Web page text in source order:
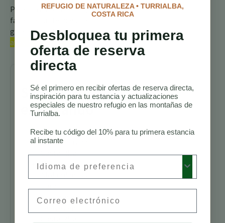
Para más información, por
favor consulte nuestra
guía completa sobre las
aves de Costa Rica
Sigue
explorando
Senderos para
Caminatas en
Costa Rica
Mejores
Avistamiento
REFUGIO DE NATURALEZA • TURRIALBA,
COSTA RICA
Desbloquea tu primera
oferta de reserva
directa
Sé el primero en recibir ofertas de reserva directa,
inspiración para tu estancia y actualizaciones
especiales de nuestro refugio en las montañas de
Turrialba.
Recibe tu código del 10% para tu primera estancia
al instante